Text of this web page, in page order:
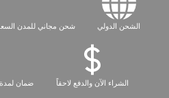
الشحن الدولي شحن مجاني للمدن السعودية
الشراء الآن والدفع لاحقاً ضمان لمدة 24 شهرًا على المعدات المنزلية